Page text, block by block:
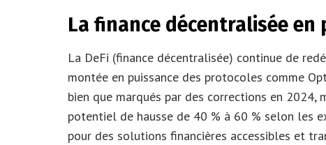
La finance décentralisée
La DeFi (finance décentralisée) continue de
montée en puissance des protocoles comme
bien que marqués par des corrections en 2024,
potentiel de hausse de 40 % à 60 % selon les
pour des solutions financières accessibles et